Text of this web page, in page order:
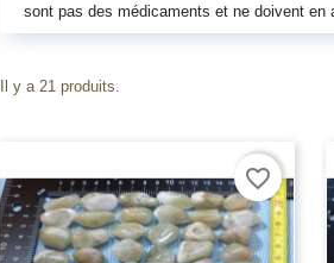
sont pas des médicaments et ne doivent en
Il y a 21 produits.
favorite_border